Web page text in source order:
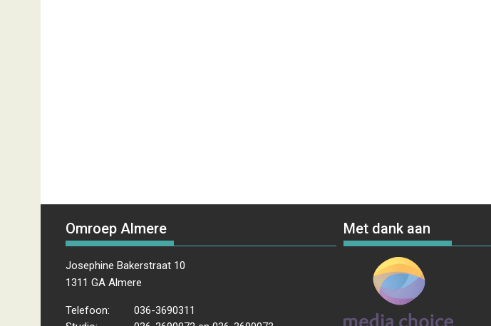
Omroep Almere
Josephine Bakerstraat 10
1311 GA Almere
Telefoon:
036-3690311
Met dank aan